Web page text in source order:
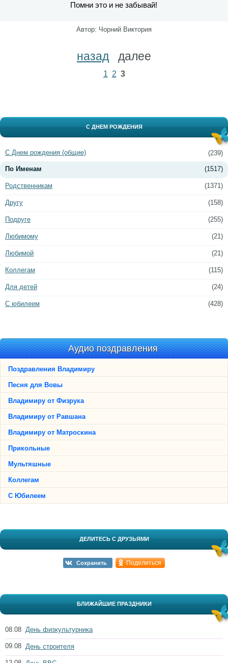
Помни это и не забывай!
Автор: Чорний Виктория
назад далее
1 2 3
С ДНЕМ РОЖДЕНИЯ
(239)
С Днем рождения (общие)
(1517)
По Именам
(1371)
Родственникам
(158)
Другу
(255)
Подруге
(21)
Любимому
(21)
Любимой
(115)
Коллегам
(24)
Для детей
(428)
С юбилеем
Аудио поздравления
Поздравления Владимиру
Песня для Вовы
Владимиру от Физрука
Владимиру от Равшана
Владимиру от Матроскина
Прикольные
Мультяшные
Коллегам
С Юбилеем
ДЕЛИТЕСЬ С ДРУЗЬЯМИ
Сохранить Поделиться
БЛИЖАЙШИЕ ПРАЗДНИКИ
08.08 День физкультурника
09.08 День строителя